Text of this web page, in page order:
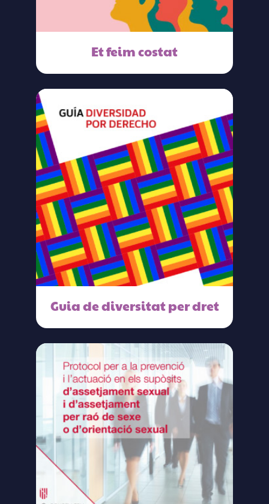
Et feim costat
Guia de diversitat per dret